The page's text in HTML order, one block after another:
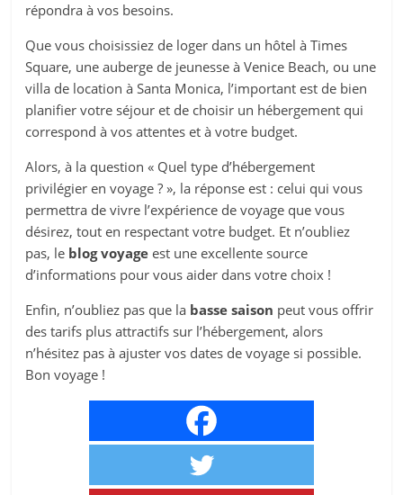
répondra à vos besoins.
Que vous choisissiez de loger dans un hôtel à Times
Square, une auberge de jeunesse à Venice Beach, ou une
villa de location à Santa Monica, l’important est de bien
planifier votre séjour et de choisir un hébergement qui
correspond à vos attentes et à votre budget.
Alors, à la question « Quel type d’hébergement
privilégier en voyage ? », la réponse est : celui qui vous
permettra de vivre l’expérience de voyage que vous
désirez, tout en respectant votre budget. Et n’oubliez
pas, le blog voyage est une excellente source
d’informations pour vous aider dans votre choix !
Enfin, n’oubliez pas que la basse saison peut vous offrir
des tarifs plus attractifs sur l’hébergement, alors
n’hésitez pas à ajuster vos dates de voyage si possible.
Bon voyage !